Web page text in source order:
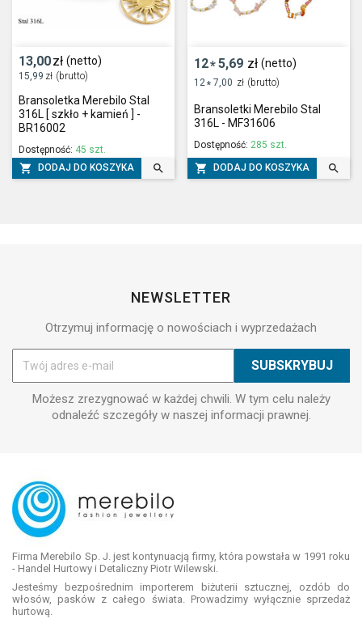
13,00zł (netto)
15,99 zł (brutto)
Bransoletka Merebilo Stal
316L [ szkło + kamień ] -
BR16002
Dostępność: 45 szt.
 DODAJ DO KOSZYKA 
12*5,69 zł (netto)
12* 7,00 zł (brutto)
Bransoletki Merebilo Stal
316L - MF31606
Dostępność: 285 szt.
 DODAJ DO KOSZYKA 
NEWSLETTER
Otrzymuj informację o nowościach i wyprzedażach
Możesz zrezygnować w każdej chwili. W tym celu należy
odnaleźć szczegóły w naszej informacji prawnej.
Firma Merebilo Sp. J. jest kontynuacją firmy, która powstała w 1991 roku
- Handel Hurtowy i Detaliczny Piotr Wilewski.
Jesteśmy bezpośrednim importerem biżuterii sztucznej, ozdób do
włosów, pasków z całego świata. Prowadzimy wyłącznie sprzedaż
hurtową.